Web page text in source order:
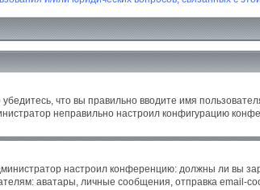
что вы правильно вводите имя
неправильно настроил конфигурацию
настроил конференцию: должны ли вы
аватары, личные сообщения, отправка email-